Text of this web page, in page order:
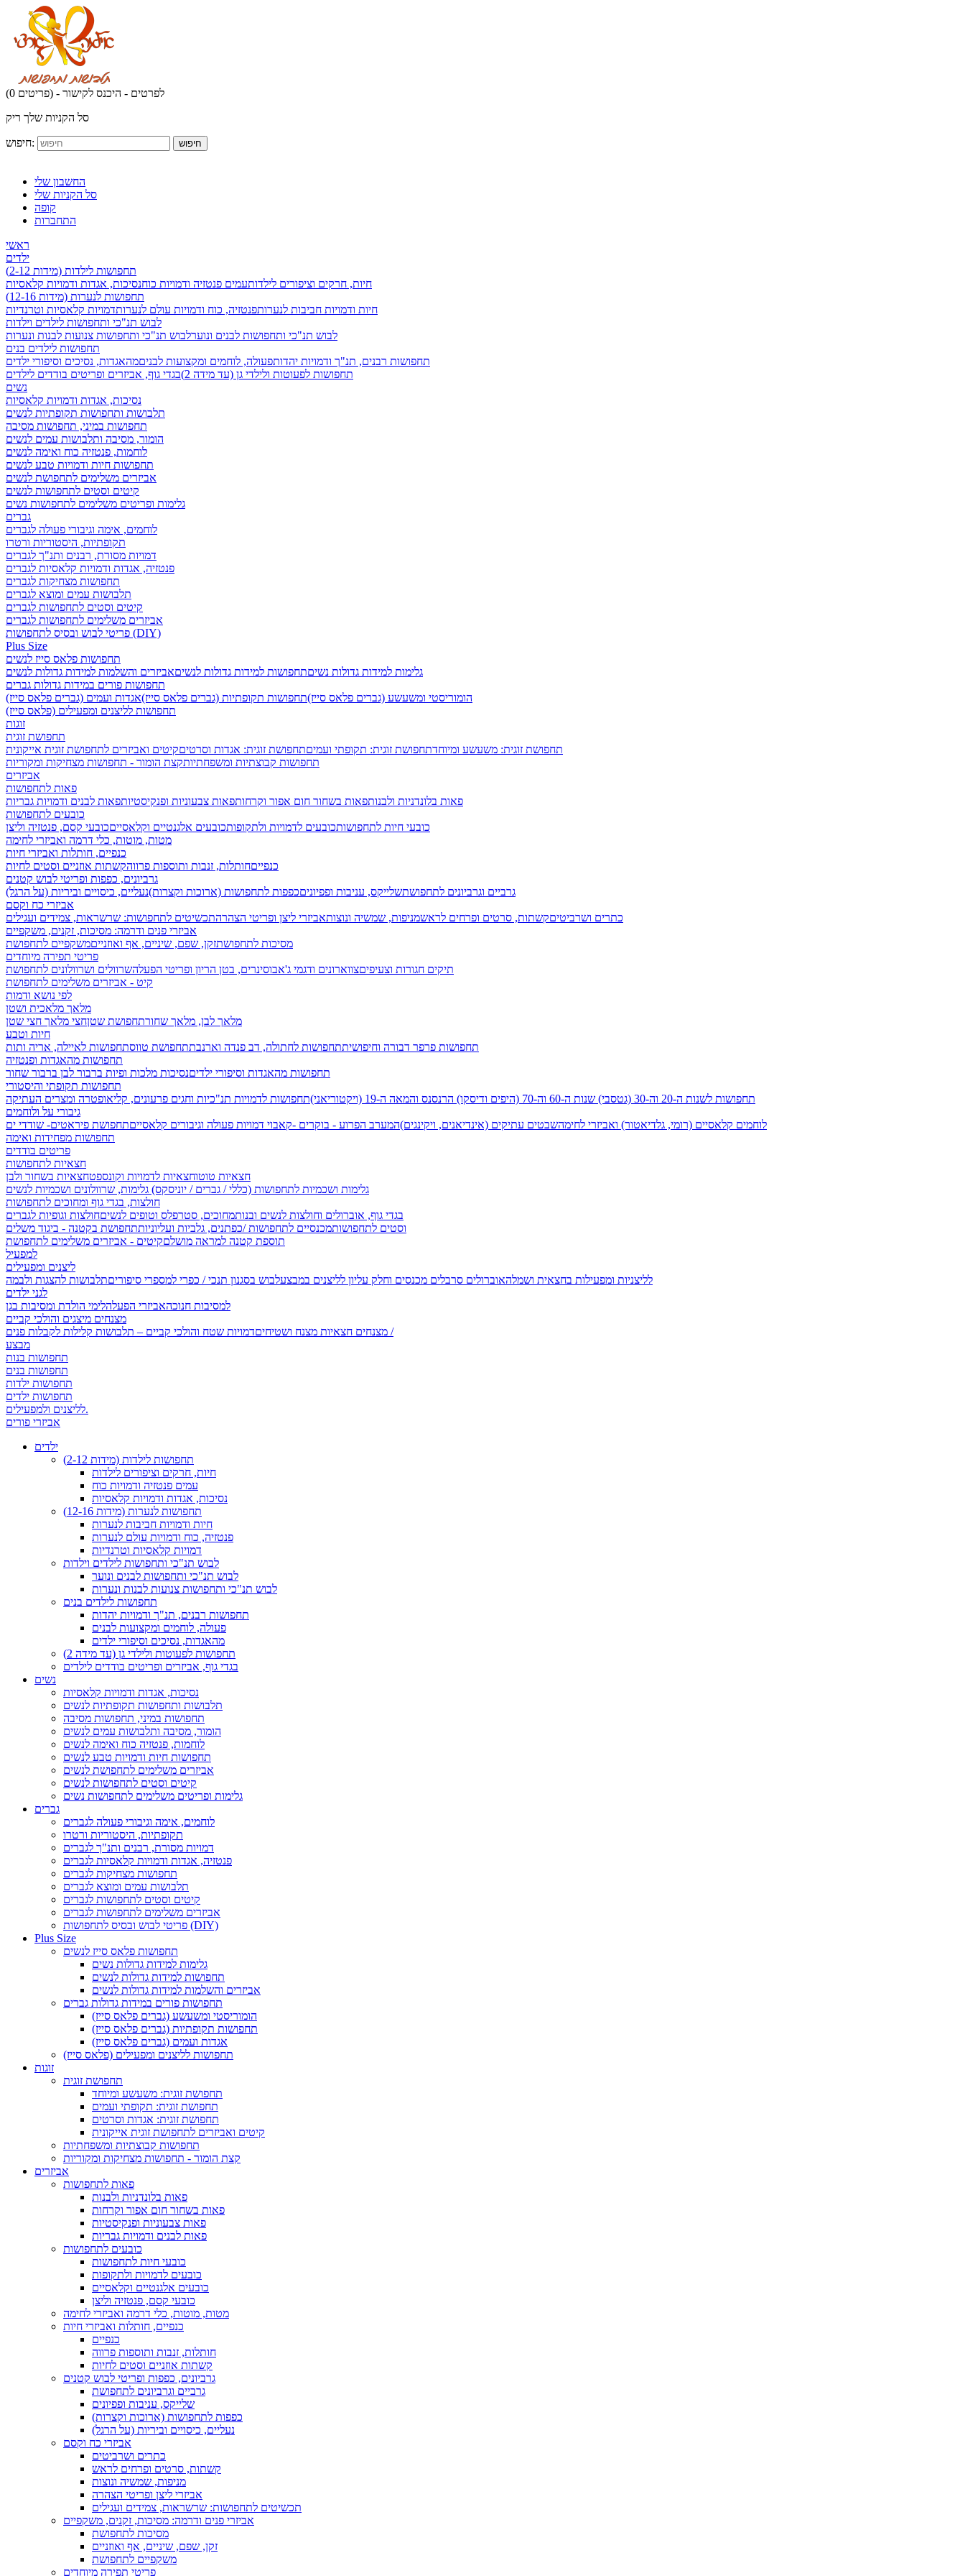
(0 פריטים) - לפרטים - היכנס לקישור
סל הקניות שלך ריק
חיפוש: חיפוש
החשבון שלי
סל הקניות שלי
קופה
התחברות
ראשי
ילדים
תחפושות לילדות (מידות 2-12)
חיות, חרקים וציפורים לילדותעמים פנטזיה ודמויות כוחנסיכות, אגדות ודמויות קלאסיות
תחפושות לנערות (מידות 12-16)
חיות ודמויות חביבות לנערותפנטזיה, כוח ודמויות עולם לנערותדמויות קלאסיות וטרנדיות
לבוש תנ"כי ותחפושות לילדים וילדות
לבוש תנ"כי ותחפושות לבנים ונוערלבוש תנ"כי ותחפושות צנועות לבנות ונערות
תחפושות לילדים בנים
תחפושות רבנים, תנ"ך ודמויות יהדותפעולה, לוחמים ומקצועות לבניםמהאגדות, נסיכים וסיפורי ילדים
תחפושות לפעוטות ולילדי גן (עד מידה 2)
בגדי גוף, אביזרים ופריטים בודדים לילדים
נשים
נסיכות, אגדות ודמויות קלאסיות
תלבושות ותחפושות תקופתיות לנשים
תחפושות במיני, תחפושות מסיבה
הומור, מסיבה ותלבושות עמים לנשים
לוחמות, פנטזיה כוח ואימה לנשים
תחפושות חיות ודמויות טבע לנשים
אביזרים משלימים לתחפושת לנשים
קיטים וסטים לתחפושות לנשים
גלימות ופריטים משלימים לתחפושות נשים
גברים
לוחמים, אימה וגיבורי פעולה לגברים
תקופתיות, היסטוריות ורטרו
דמויות מסורת, רבנים ותנ"ך לגברים
פנטזיה, אגדות ודמויות קלאסיות לגברים
תחפושות מצחיקות לגברים
תלבושות עמים ומוצא לגברים
קיטים וסטים לתחפושות לגברים
אביזרים משלימים לתחפושות לגברים
פריטי לבוש ובסיס לתחפושות (DIY)
Plus Size
תחפושות פלאס סייז לנשים
גלימות למידות גדולות נשיםתחפושות למידות גדולות לנשיםאביזרים והשלמות למידות גדולות לנשים
תחפושות פורים במידות גדולות גברים
הומוריסטי ומשעשע (גברים פלאס סייז)תחפושות תקופתיות (גברים פלאס סייז)אגדות ועמים (גברים פלאס סייז)
תחפושות לליצנים ומפעילים (פלאס סייז)
זוגות
תחפושת זוגית
תחפושת זוגית: משעשע ומיוחדתחפושת זוגית: תקופתי ועמיםתחפושת זוגית: אגדות וסרטיםקיטים ואביזרים לתחפושת זוגית אייקונית
תחפושות קבוצתיות ומשפחתיותקצת הומור - תחפושות מצחיקות ומקוריות
אביזרים
פאות לתחפושות
פאות בלונדניות ולבנותפאות בשחור חום אפור וקרחותפאות צבעוניות ופנקיסטיותפאות לבנים ודמויות גבריות
כובעים לתחפושות
כובעי חיות לתחפושותכובעים לדמויות ולתקופותכובעים אלגנטיים וקלאסייםכובעי קסם, פנטזיה וליצן
מטות, מוטות, כלי דרמה ואביזרי לחימה
כנפיים, חותלות ואביזרי חיות
כנפייםחותלות, זנבות ותוספות פרווהקשתות אוזניים וסטים לחיות
גרביונים, כפפות ופריטי לבוש קטנים
גרביים וגרביונים לתחפושתשלייקס, עניבות ופפיוניםכפפות לתחפושות (ארוכות וקצרות)נעליים, כיסויים וביריות (על הרגל)
אביזרי כח וקסם
כתרים ושרביטיםקשתות, סרטים ופרחים לראשמניפות, שמשיה ונוצותאביזרי ליצן ופריטי הצהרהתכשיטים לתחפושות: שרשראות, צמידים ועגילים
אביזרי פנים ודרמה: מסיכות, זקנים, משקפיים
מסיכות לתחפושתזקן, שפם, שיניים, אף ואוזנייםמשקפיים לתחפושת
פריטי תפירה מיוחדים
תיקים חגורות וצעיפיםצווארונים ודגמי ג'אבוסינרים, בטן הריון ופריטי הפעלהשרוולים ושרוולונים לתחפושת
קיט - אביזרים משלימים לתחפושת
לפי נושא ודמות
מלאך מלאכית ושטן
מלאך לבן, מלאך שחורתחפושת שטןחצי מלאך חצי שטן
חיות וטבע
תחפושות פרפר דבורה וחיפושיתתחפושות לחתולה, דב פנדה וארנבתתחפושת טווסתחפושות לאיילה, אריה ותות
תחפושות מהאגדות ופנטזיה
תחפושות מהאגדות וסיפורי ילדיםנסיכות מלכות ופיות ברבור לבן ברבור שחור
תחפושות תקופתי והיסטורי
תחפושות לשנות ה-20 וה-30 (גטסבי)
שנות ה-60 וה-70 (היפים ודיסקו) הרנסנס והמאה ה-19 (ויקטוריאני) תחפושות לדמויות תנ"כיות וחגים פרעונים, קליאופטרה ומצרים העתיקה
גיבורי על ולוחמים
לוחמים קלאסיים (רומי, גלדיאטור) ואביזרי לחימהשבטים עתיקים (אינדיאנים, ויקינגים)המערב הפרוע - בוקרים -קאבוי דמויות פעולה וגיבורים קלאסייםתחפושת פיראטים- שודדי ים
תחפושות מפחידות ואימה
פריטים בודדים
חצאיות לתחפושות
חצאיות טוטוחצאיות לדמויות וקונספטחצאיות בשחור ולבן
גלימות ושכמיות לתחפושות (כללי / גברים / יוניסקס) גלימות, שרוולונים ושכמיות לנשים
חולצות, בגדי גוף ומחוכים לתחפושות
בגדי גוף, אוברולים וחולצות לנשים ובנותמחוכים, סטרפלס וטופים לנשיםחולצות וגופיות לגברים
וסטים לתחפושותמכנסיים לתחפושות /כפתנים, גלביות ועליוניותתחפושת בקטנה - ביגוד משלים
תוספת קטנה למראה מושלםקיטים - אביזרים משלימים לתחפושת
למפעיל
ליצנים ומפעילים
לליצניות ומפעילות בחצאית ושמלהאוברולים סרבלים מכנסים וחלק עליון לליצנים במבצעלבוש בסגנון תנכי / כפרי למספרי סיפוריםתלבושות להצגות ולבמה
לגני ילדים
למסיבות חנוכהאביזרי הפעלהלימי הולדת ומסיבות בגן
מצנחים מיצגים והולכי קביים
מצנחים חצאיות מצנח ושטיחים דמויות שטח והולכי קביים – תלבושות קלילות לקבלות פנים /
מבצע
תחפושות בנות
תחפושות בנים
תחפושות ילדות
תחפושות ילדים
לליצנים ולמפעילים.
אביזרי פורים
ילדים
תחפושות לילדות (מידות 2-12)
חיות, חרקים וציפורים לילדות
עמים פנטזיה ודמויות כוח
נסיכות, אגדות ודמויות קלאסיות
תחפושות לנערות (מידות 12-16)
חיות ודמויות חביבות לנערות
פנטזיה, כוח ודמויות עולם לנערות
דמויות קלאסיות וטרנדיות
לבוש תנ"כי ותחפושות לילדים וילדות
לבוש תנ"כי ותחפושות לבנים ונוער
לבוש תנ"כי ותחפושות צנועות לבנות ונערות
תחפושות לילדים בנים
תחפושות רבנים, תנ"ך ודמויות יהדות
פעולה, לוחמים ומקצועות לבנים
מהאגדות, נסיכים וסיפורי ילדים
תחפושות לפעוטות ולילדי גן (עד מידה 2)
בגדי גוף, אביזרים ופריטים בודדים לילדים
נשים
נסיכות, אגדות ודמויות קלאסיות
תלבושות ותחפושות תקופתיות לנשים
תחפושות במיני, תחפושות מסיבה
הומור, מסיבה ותלבושות עמים לנשים
לוחמות, פנטזיה כוח ואימה לנשים
תחפושות חיות ודמויות טבע לנשים
אביזרים משלימים לתחפושת לנשים
קיטים וסטים לתחפושות לנשים
גלימות ופריטים משלימים לתחפושות נשים
גברים
לוחמים, אימה וגיבורי פעולה לגברים
תקופתיות, היסטוריות ורטרו
דמויות מסורת, רבנים ותנ"ך לגברים
פנטזיה, אגדות ודמויות קלאסיות לגברים
תחפושות מצחיקות לגברים
תלבושות עמים ומוצא לגברים
קיטים וסטים לתחפושות לגברים
אביזרים משלימים לתחפושות לגברים
פריטי לבוש ובסיס לתחפושות (DIY)
Plus Size
תחפושות פלאס סייז לנשים
גלימות למידות גדולות נשים
תחפושות למידות גדולות לנשים
אביזרים והשלמות למידות גדולות לנשים
תחפושות פורים במידות גדולות גברים
הומוריסטי ומשעשע (גברים פלאס סייז)
תחפושות תקופתיות (גברים פלאס סייז)
אגדות ועמים (גברים פלאס סייז)
תחפושות לליצנים ומפעילים (פלאס סייז)
זוגות
תחפושת זוגית
תחפושת זוגית: משעשע ומיוחד
תחפושת זוגית: תקופתי ועמים
תחפושת זוגית: אגדות וסרטים
קיטים ואביזרים לתחפושת זוגית אייקונית
תחפושות קבוצתיות ומשפחתיות
קצת הומור - תחפושות מצחיקות ומקוריות
אביזרים
פאות לתחפושות
פאות בלונדניות ולבנות
פאות בשחור חום אפור וקרחות
פאות צבעוניות ופנקיסטיות
פאות לבנים ודמויות גבריות
כובעים לתחפושות
כובעי חיות לתחפושות
כובעים לדמויות ולתקופות
כובעים אלגנטיים וקלאסיים
כובעי קסם, פנטזיה וליצן
מטות, מוטות, כלי דרמה ואביזרי לחימה
כנפיים, חותלות ואביזרי חיות
כנפיים
חותלות, זנבות ותוספות פרווה
קשתות אוזניים וסטים לחיות
גרביונים, כפפות ופריטי לבוש קטנים
גרביים וגרביונים לתחפושת
שלייקס, עניבות ופפיונים
כפפות לתחפושות (ארוכות וקצרות)
נעליים, כיסויים וביריות (על הרגל)
אביזרי כח וקסם
כתרים ושרביטים
קשתות, סרטים ופרחים לראש
מניפות, שמשיה ונוצות
אביזרי ליצן ופריטי הצהרה
תכשיטים לתחפושות: שרשראות, צמידים ועגילים
אביזרי פנים ודרמה: מסיכות, זקנים, משקפיים
מסיכות לתחפושת
זקן, שפם, שיניים, אף ואוזניים
משקפיים לתחפושת
פריטי תפירה מיוחדים